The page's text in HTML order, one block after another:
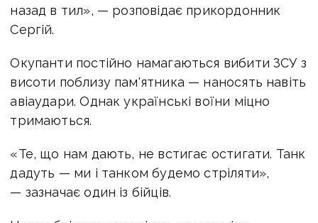
назад в тил», — розповідає прикордонник
Сергій.
Окупанти постійно намагаються вибити ЗСУ з
висоти поблизу пам'ятника — наносять навіть
авіаудари. Однак українські воїни міцно
тримаються.
«Те, що нам дають, не встигає остигати. Танк
дадуть — ми і танком будемо стріляти»,
— зазначає один із бійців.